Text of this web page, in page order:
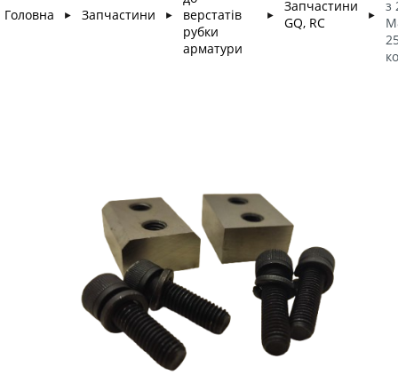
Головна ► Запчастини ►
верстатів
рубки
арматури
►
Запчастини
GQ, RC
►
з